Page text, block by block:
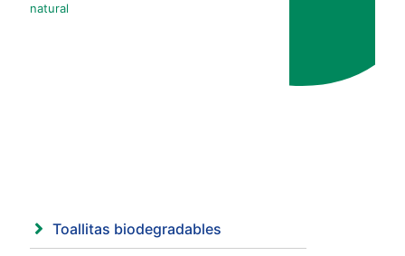
natural
Toallitas biodegradables